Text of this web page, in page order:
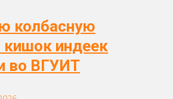
колбасную
кишок индеек
во ВГУИТ